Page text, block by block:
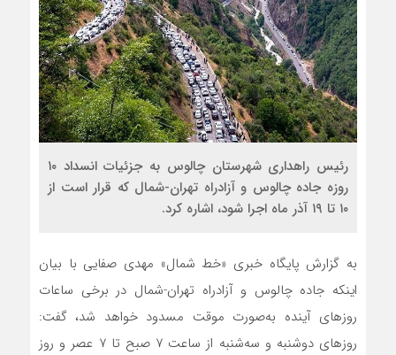
رئیس راهداری شهرستان چالوس به جزئیات انسداد ۱۰
روزه جاده چالوس و آزادراه تهران-شمال که قرار است از
۱۰ تا ۱۹ آذر ماه اجرا شود، اشاره کرد.
به گزارش پایگاه خبری «خط شمال» مهدی صفایی با بیان
اینکه جاده چالوس و آزادراه تهران-شمال در برخی ساعات
روزهای آینده به‌صورت موقت مسدود خواهد شد، گفت:
روزهای دوشنبه و سه‌شنبه از ساعت ۷ صبح تا ۷ عصر و روز